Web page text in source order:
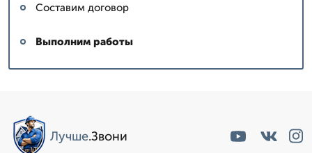
Составим договор
Выполним работы
Лучше.Звони